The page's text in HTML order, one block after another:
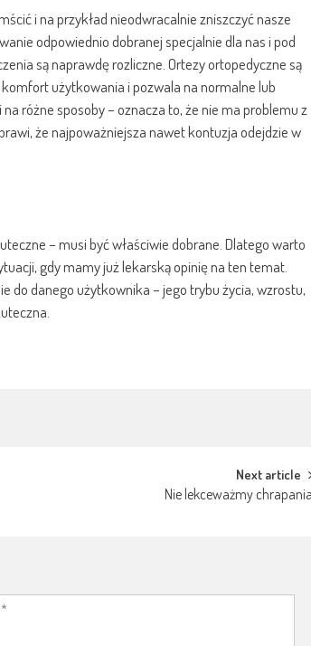
i na przykład nieodwracalnie zniszczyć nasze
odpowiednio dobranej specjalnie dla nas i pod
są naprawdę rozliczne. Ortezy ortopedyczne są
użytkowania i pozwala na normalne lub
różne sposoby – oznacza to, że nie ma problemu z
że najpoważniejsza nawet kontuzja odejdzie w
– musi być właściwie dobrane. Dlatego warto
gdy mamy już lekarską opinię na ten temat.
do danego użytkownika – jego trybu życia, wzrostu,
Next article
Nie lekceważmy